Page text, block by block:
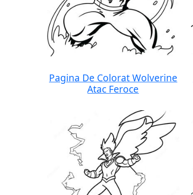
Pagina De Colorat Wolverine
Atac Feroce